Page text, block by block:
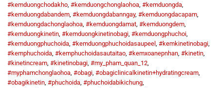
#kemduongchodakho, #kemduongchonglaohoa, #kemduongda,
#kemduongdabandem, #kemduongdabanngay, #kemduongdacapam,
#kemduongdachonglaohoa, #kemduongdamat, #kemduongdem,
#kemduongkinetin, #kemduongkinetinobagi, #kemduongphuchoi,
#kemduongphuchoida, #kemduongphuchoidasaupeel , #kemkinetinobagi,
#kemphuchoida, #kemphuchoidasautaitao, #kemxoanepnhan, #kinetin,
#kinetincream, #kinetinobagi, #my_pham_quan_12,
#myphamchonglaohoa, #obagi, #obagiclinicalkinetin+hydratingcream,
#obagikinetin, #phuchoida, #phuchoidabikichung,